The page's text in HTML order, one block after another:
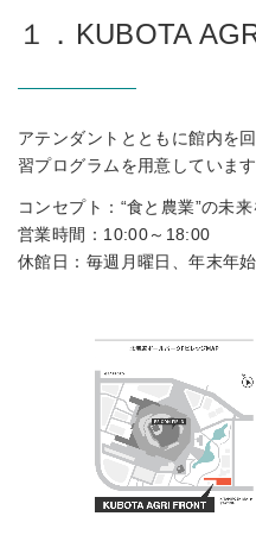
１．KUBOTA
アテンダントとともに館内を
習プログラムを用意しています
コンセプト：“食と農業”の未
営業時間：10:00～18:00
休館日：毎週月曜日、年末年始